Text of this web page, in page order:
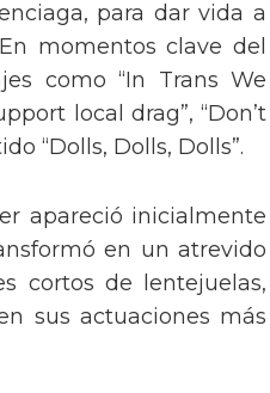
y Lexi Love, así
para dar vida a
momentos clave del
como “In Trans We
local drag”, “Don’t
apareció inicialmente
en un atrevido
cortos de lentejuelas,
sus actuaciones más